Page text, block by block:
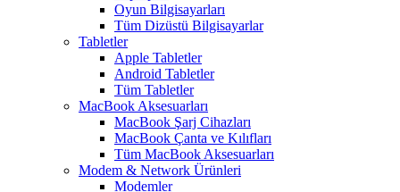
Oyun Bilgisayarları
Tüm Dizüstü Bilgisayarlar
Tabletler
Apple Tabletler
Android Tabletler
Tüm Tabletler
MacBook Aksesuarları
MacBook Şarj Cihazları
MacBook Çanta ve Kılıfları
Tüm MacBook Aksesuarları
Modem & Network Ürünleri
Modemler